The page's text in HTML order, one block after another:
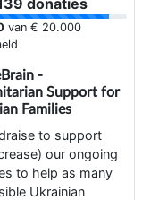
donaties
van € 20.000
-
Support for
Families
to support
our ongoing
to help as many
Ukrainian